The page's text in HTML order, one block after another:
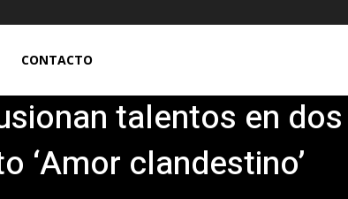
CONTACTO
talentos en dos
‘Amor clandestino’